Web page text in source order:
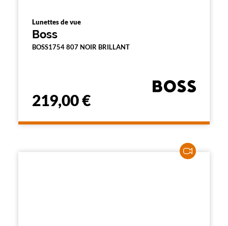
Lunettes de vue
Boss
BOSS1754 807 NOIR BRILLANT
219,00 €